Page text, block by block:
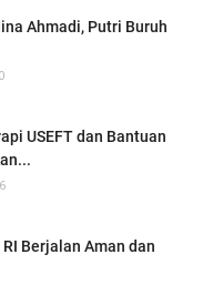
Ahmadi, Putri Buruh
USEFT dan Bantuan
Berjalan Aman dan